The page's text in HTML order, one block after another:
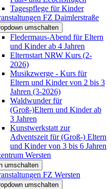
Tagespflege für Kinder
FZ Daimlerstraße
umschalten
Fledermaus-Abend für Eltern
und Kinder ab 4 Jahren
Elternstart NRW Kurs (2-
2026)
Musikzwerge - Kurs für
Eltern und Kinder von 2 bis 3
Jahren (3-2026)
Waldwunder für
(Groß-)Eltern und Kinder ab
3 Jahren
Kunstwerkstatt zur
Adventszeit für (Groß-) Eltern
und Kinder von 3 bis 6 Jahren
Wersten
umschalten
FZ Wersten
umschalten